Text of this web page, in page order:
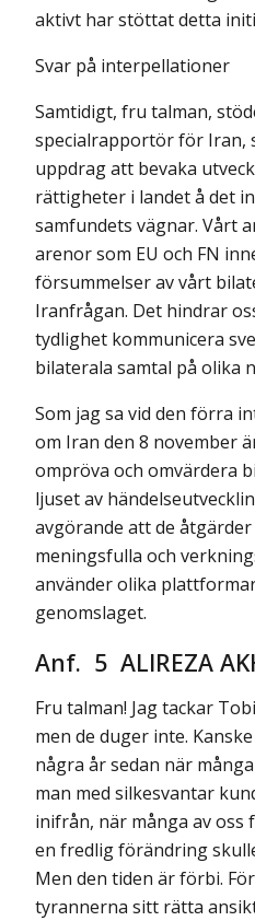
aktivt har stöttat detta
Svar på interpellationer
Samtidigt, fru talman,
specialrapportör för Iran,
uppdrag att bevaka
rättigheter i landet å det
samfundets vägnar. Vårt
arenor som EU och FN
försummelser av vårt
Iranfrågan. Det hindrar
tydlighet kommunicera
bilaterala samtal på olika
Som jag sa vid den förra
om Iran den 8 november
ompröva och omvärdera
ljuset av
avgörande att de
meningsfulla och
använder olika
genomslaget.
Anf. 5 ALIREZA
Fru talman! Jag tackar
men de duger inte.
några år sedan när
man med silkesvantar
inifrån, när många av
en fredlig förändring
Men den tiden är förbi.
tyrannerna sitt rätta